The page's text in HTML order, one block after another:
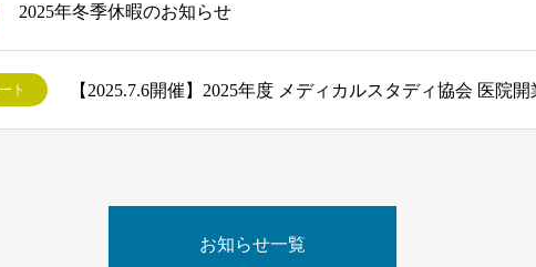
2025年冬季休暇のお知らせ
ト
お知らせ一覧